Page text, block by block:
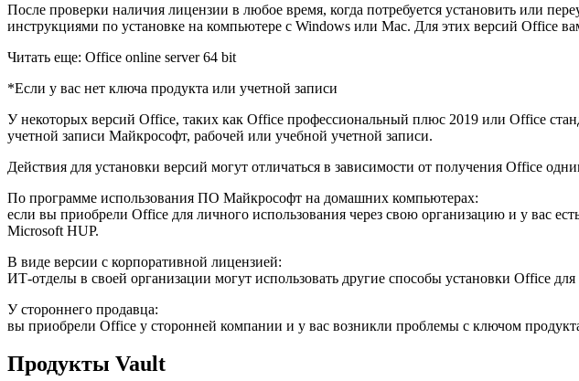
После проверки наличия лицензии в любое время, когда потребуется установить или
инструкциями по установке на компьютере с Windows или Mac. Для этих версий Office
Читать еще: Office online server 64 bit
*Если у вас нет ключа продукта или учетной записи
У некоторых версий Office, таких как Office профессиональный плюс 2019 или Office
учетной записи Майкрософт, рабочей или учебной учетной записи.
Действия для установки версий могут отличаться в зависимости от получения Office
По программе использования ПО Майкрософт на домашних компьютерах:
если вы приобрели Office для личного использования через свою организацию и у вас
Microsoft HUP.
В виде версии с корпоративной лицензией:
ИТ-отделы в своей организации могут использовать другие способы установки Office
У стороннего продавца:
вы приобрели Office у сторонней компании и у вас возникли проблемы с ключом
Продукты Vault